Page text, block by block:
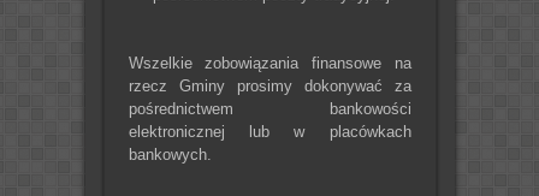
Wszelkie zobowiązania finansowe na
rzecz Gminy prosimy dokonywać za
pośrednictwem bankowości
elektronicznej lub w placówkach
bankowych.